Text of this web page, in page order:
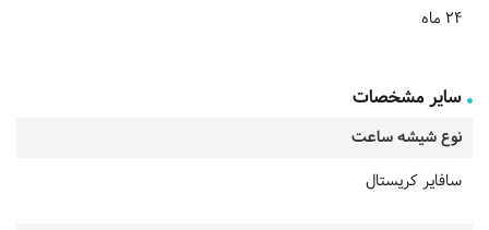
24 ماه
سایر مشخصات
نوع شیشه ساعت
سافایر کریستال